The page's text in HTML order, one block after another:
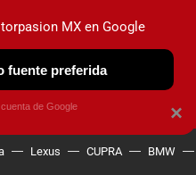
NO CIRCULA
Lexus CUPRA BMW
×
MX en Google
fuente preferida
de Google